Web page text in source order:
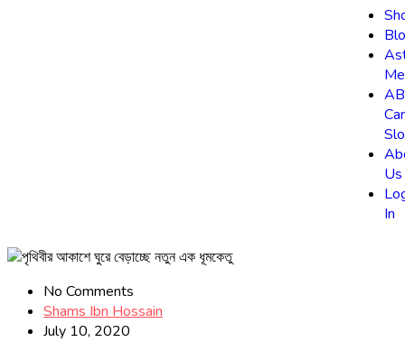
Us
In
No Comments
Shams Ibn Hossain
July 10, 2020